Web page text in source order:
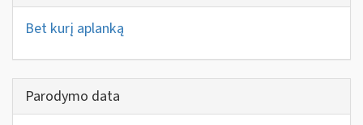
Bet kurį aplanką
Parodymo data